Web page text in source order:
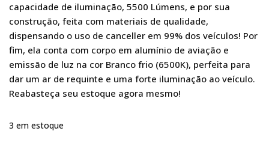
capacidade de iluminação, 5500 Lúmens, e por sua
construção, feita com materiais de qualidade,
dispensando o uso de canceller em 99% dos veículos! Por
fim, ela conta com corpo em alumínio de aviação e
emissão de luz na cor Branco frio (6500K), perfeita para
dar um ar de requinte e uma forte iluminação ao veículo.
Reabasteça seu estoque agora mesmo!
3 em estoque